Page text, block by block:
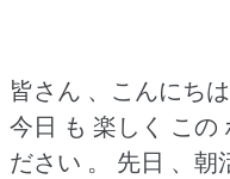
皆さん 、こんにち
今日 も 楽しく この
ださい 。
先日 、朝